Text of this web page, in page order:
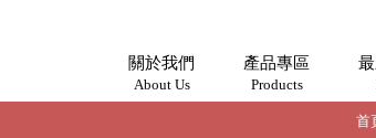
關於我們
About Us
產品專區
Products
首